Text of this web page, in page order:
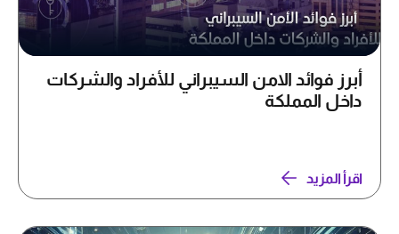
أبرز فوائد الامن السيبراني للأفراد والشركات
داخل المملكة
اقرأ المزيد